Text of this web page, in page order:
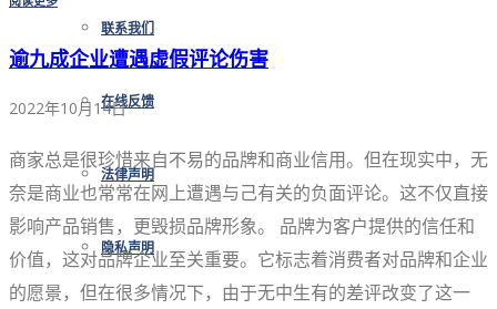
联系我们
在线反馈
法律声明
隐私声明
逾九成企业遭遇虚假评论伤害
2022年10月14日
商家总是很珍惜来自不易的品牌和商业信用。但在现实中，无
奈是商业也常常在网上遭遇与己有关的负面评论。这不仅直接
影响产品销售，更毁损品牌形象。 品牌为客户提供的信任和
价值，这对品牌企业至关重要。它标志着消费者对品牌和企业
的愿景，但在很多情况下，由于无中生有的差评改变了这一